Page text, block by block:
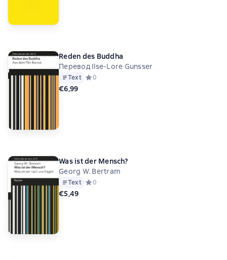
Reden des Buddha
Перевод Ilse-Lore Gunsser
Text Средний рейтинг 0 на основе 0 оценок
0
€6,99
Was ist der Mensch?
Georg W. Bertram
Text Средний рейтинг 0 на основе 0 оценок
0
€5,49